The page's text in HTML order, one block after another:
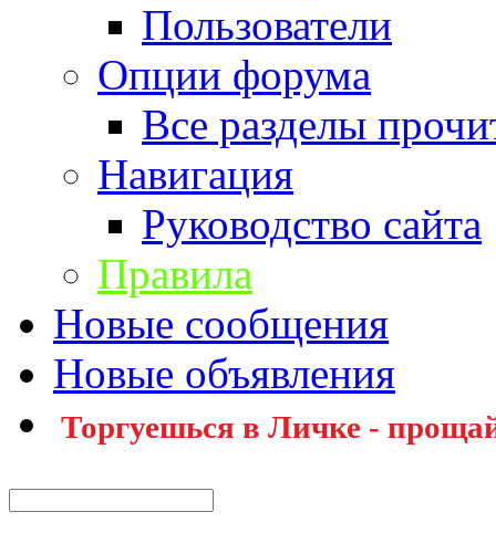
Пользователи
Опции форума
Все разделы
Навигация
Руководство сайта
Правила
Новые сообщения
Новые объявления
Торгуешься в Личке -